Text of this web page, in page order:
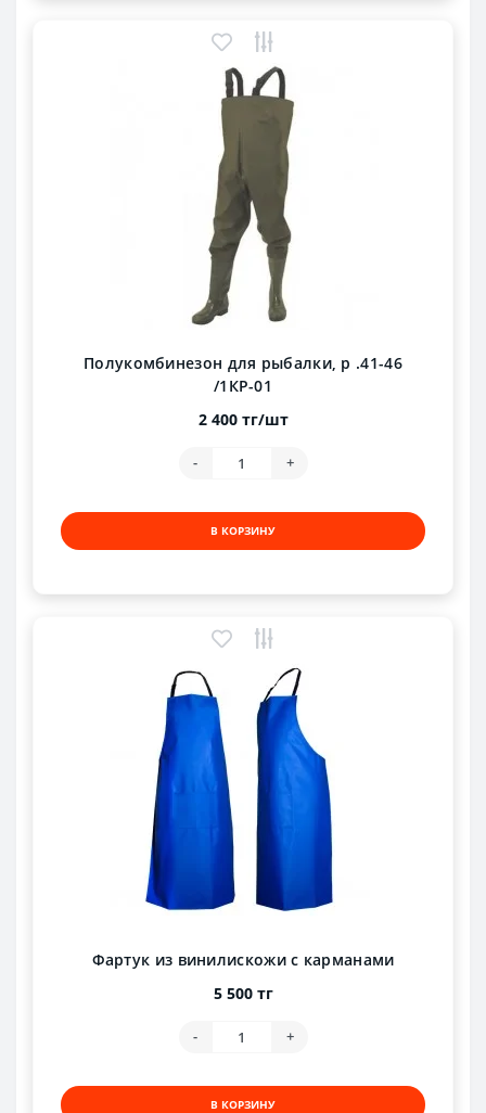
Полукомбинезон для рыбалки, р .41-46
/1КР-01
2 400 тг/шт
- +
В КОРЗИНУ
Фартук из винилискожи с карманами
5 500 тг
- +
В КОРЗИНУ